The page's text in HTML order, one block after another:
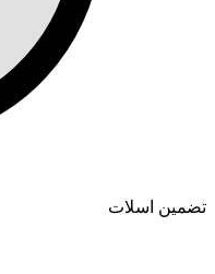
تضمین اسلات